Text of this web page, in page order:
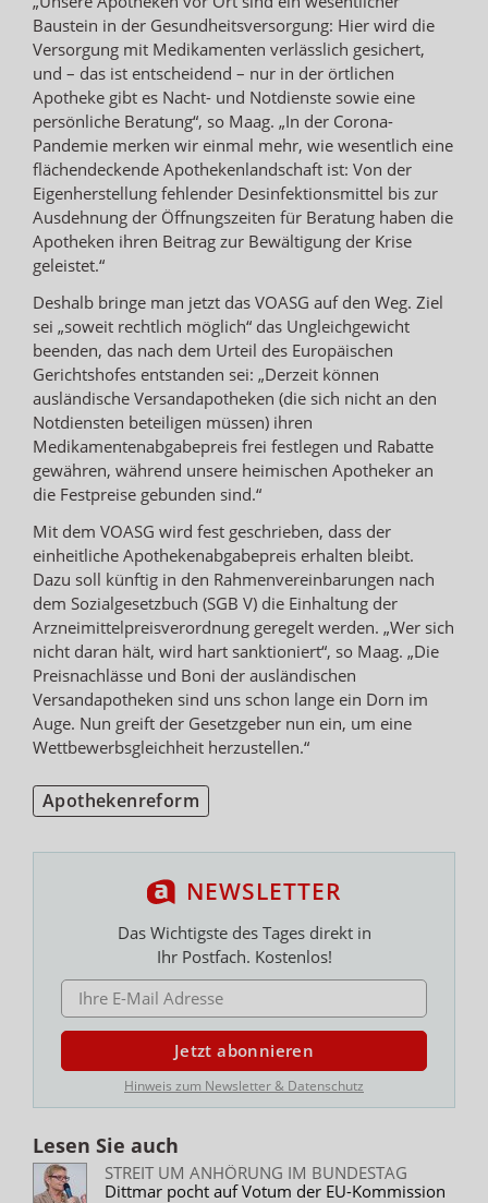
Baustein in der Gesundheitsversorgung: Hier wird die
Versorgung mit Medikamenten verlässlich gesichert,
und – das ist entscheidend – nur in der örtlichen
Apotheke gibt es Nacht- und Notdienste sowie eine
persönliche Beratung“, so Maag. „In der Corona-
Pandemie merken wir einmal mehr, wie wesentlich eine
flächendeckende Apothekenlandschaft ist: Von der
Eigenherstellung fehlender Desinfektionsmittel bis zur
Ausdehnung der Öffnungszeiten für Beratung haben die
Apotheken ihren Beitrag zur Bewältigung der Krise
geleistet.“
Deshalb bringe man jetzt das VOASG auf den Weg. Ziel
sei „soweit rechtlich möglich“ das Ungleichgewicht
beenden, das nach dem Urteil des Europäischen
Gerichtshofes entstanden sei: „Derzeit können
ausländische Versandapotheken (die sich nicht an den
Notdiensten beteiligen müssen) ihren
Medikamentenabgabepreis frei festlegen und Rabatte
gewähren, während unsere heimischen Apotheker an
die Festpreise gebunden sind.“
Mit dem VOASG wird fest geschrieben, dass der
einheitliche Apothekenabgabepreis erhalten bleibt.
Dazu soll künftig in den Rahmenvereinbarungen nach
dem Sozialgesetzbuch (SGB V) die Einhaltung der
Arzneimittelpreisverordnung geregelt werden. „Wer sich
nicht daran hält, wird hart sanktioniert“, so Maag. „Die
Preisnachlässe und Boni der ausländischen
Versandapotheken sind uns schon lange ein Dorn im
Auge. Nun greift der Gesetzgeber nun ein, um eine
Wettbewerbsgleichheit herzustellen.“
Apothekenreform
NEWSLETTER
Das Wichtigste des Tages direkt in
Ihr Postfach. Kostenlos!
E-MAIL ADRESSE
Jetzt abonnieren
Hinweis zum Newsletter & Datenschutz
Lesen Sie auch
STREIT UM ANHÖRUNG IM BUNDESTAG
Dittmar pocht auf Votum der EU-Kommission